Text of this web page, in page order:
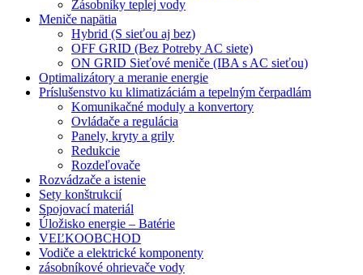
Zásobníky teplej vody
Meniče napätia
Hybrid (S sieťou aj bez)
OFF GRID (Bez Potreby AC siete)
ON GRID Sieťové meniče (IBA s AC sieťou)
Optimalizátory a meranie energie
Príslušenstvo ku klimatizáciám a tepelným čerpadlám
Komunikačné moduly a konvertory
Ovládače a regulácia
Panely, kryty a grily
Redukcie
Rozdeľovače
Rozvádzače a istenie
Sety konštrukcií
Spojovací materiál
Úložisko energie – Batérie
VEĽKOOBCHOD
Vodiče a elektrické komponenty
zásobníkové ohrievače vody